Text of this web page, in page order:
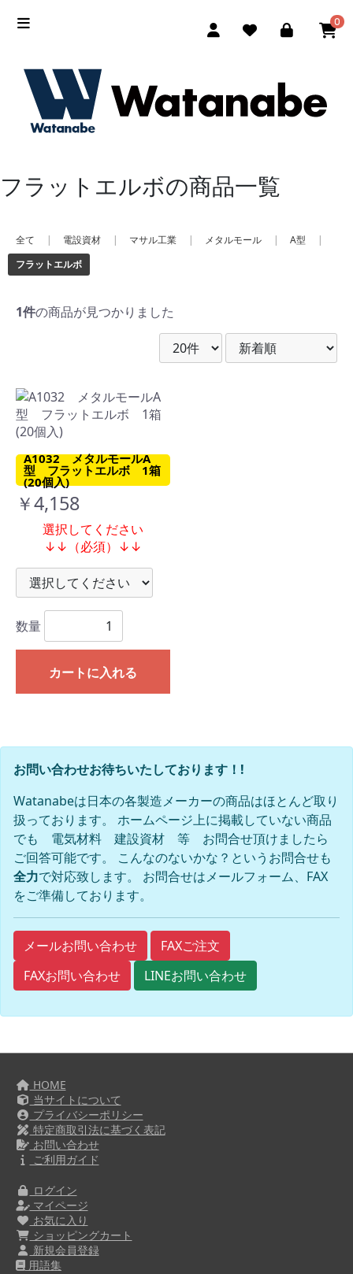
0
フラットエルボの商品一覧
全て | 電設資材 | マサル工業 | メタルモール | A型
|
フラットエルボ
1件の商品が見つかりました
A1032 メタルモールA
型 フラットエルボ 1箱
(20個入)
￥4,158
選択してください
↓↓（必須）↓↓
数量
カートに入れる
お問い合わせお待ちいたしております！!
Watanabeは日本の各製造メーカーの商品はほとんど取り
扱っております。 ホームページ上に掲載していない商品
でも 電気材料 建設資材 等 お問合せ頂けましたら
ご回答可能です。 こんなのないかな？というお問合せも
全力で対応致します。 お問合せはメールフォーム、FAX
をご準備しております。
メールお問い合わせ
FAXご注文
FAXお問い合わせ
LINEお問い合わせ
HOME
当サイトについて
プライバシーポリシー
特定商取引法に基づく表記
お問い合わせ
ご利用ガイド
ログイン
マイページ
お気に入り
ショッピングカート
新規会員登録
用語集